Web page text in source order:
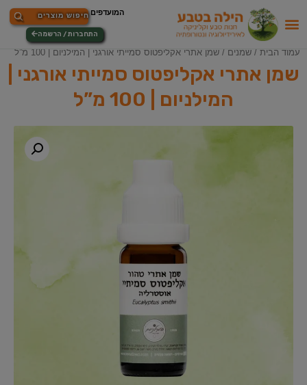
התחברות / הרשמה
עמוד הבית / שמנים / שמן אתרי אקליפטוס סמייתי אורגני | המילניום | 100 מ”ל
שמן אתרי אקליפטוס סמייתי אורגני |
המילניום | 100 מ”ל